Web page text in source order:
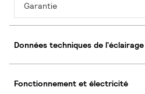
Garantie
Données techniques de l'éclairage
Fonctionnement et électricité